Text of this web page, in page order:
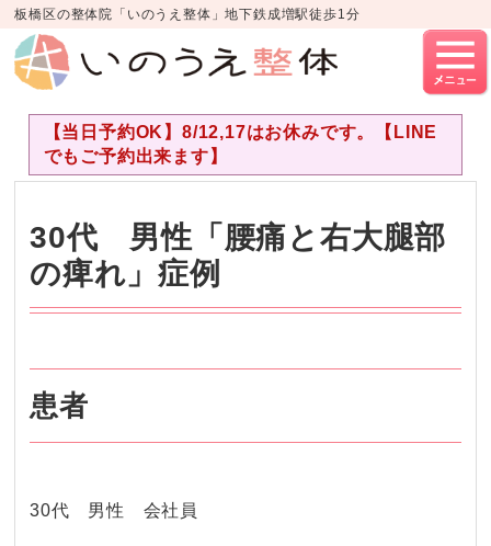
板橋区の整体院「いのうえ整体」地下鉄成増駅徒歩1分
【当日予約OK】8/12,17はお休みです。【LINE
でもご予約出来ます】
30代 男性「腰痛と右大腿部
の痺れ」症例
患者
30代 男性 会社員